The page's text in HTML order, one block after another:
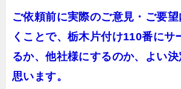
ご依頼前に実際のご意見・ご要
くことで、栃木片付け110番にサ
るか、他社様にするのか、よい
思います。